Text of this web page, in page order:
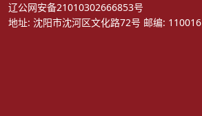
辽公网安备21010302666853号
地址: 沈阳市沈河区文化路72号 邮编: 110016